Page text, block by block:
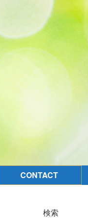
CONTACT
検索